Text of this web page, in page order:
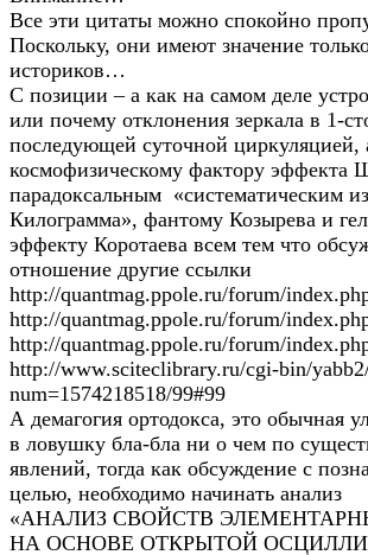
Все эти цитаты можно спокойно
Поскольку, они имеют значение
историков…
С позиции – а как на самом деле
или почему отклонения зеркала в 1-
последующей суточной циркуляцией,
космофизическому фактору эффекта
парадоксальным «систематическим
Килограмма», фантому Козырева и
эффекту Коротаева всем тем что
отношение другие ссылки
http://quantmag.ppole.ru/forum/
http://quantmag.ppole.ru/forum/
http://quantmag.ppole.ru/forum/
http://www.sciteclibrary.ru/cgi-bin/
num=1574218518/99#99
А демагогия ортодокса, это обычная
в ловушку бла-бла ни о чем по
явлений, тогда как обсуждение с
целью, необходимо начинать анализ
«АНАЛИЗ СВОЙСТВ
НА ОСНОВЕ ОТКРЫТОЙ